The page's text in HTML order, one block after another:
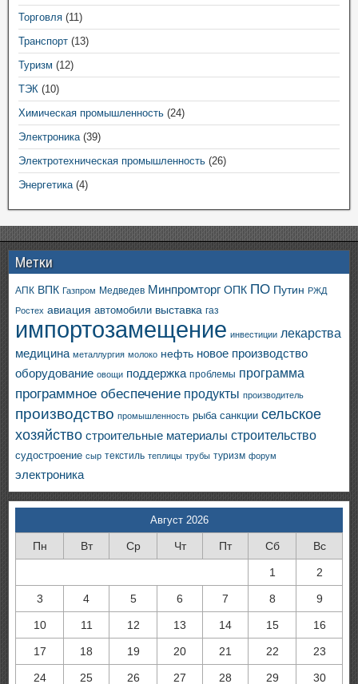
Торговля (11)
Транспорт (13)
Туризм (12)
ТЭК (10)
Химическая промышленность (24)
Электроника(39)
Электротехническая промышленность (26)
Энергетика(4)
Метки
АПК ВПК Газпром Медведев Минпромторг ОПК ПО Путин РЖД
Ростех авиация автомобили выставка газ
импортозамещение инвестиции лекарства
медицина металлургия молоко нефть новое производство
оборудование овощи поддержка проблемы программа
программное обеспечение продукты производитель
производство промышленность рыба санкции сельское
хозяйство строительные материалы строительство
судостроение сыр текстиль теплицы трубы туризм форум
электроника
Август 2026
Пн Вт Ср Чт Пт Сб Вс
1 2
3 4 5 6 7 8 9
10 11 12 13 14 15 16
17 18 19 20 21 22 23
24 25 26 27 28 29 30